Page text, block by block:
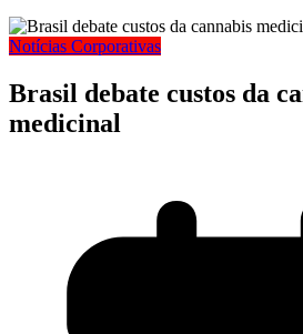
Notícias Corporativas
Brasil debate custos da
medicinal